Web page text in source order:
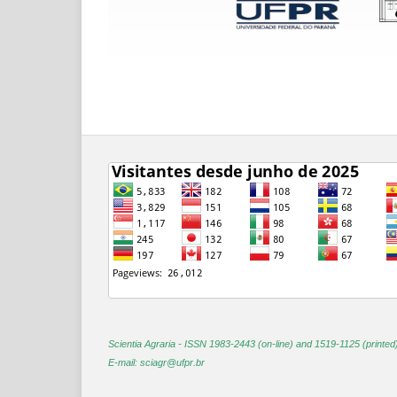
Scientia Agraria - ISSN 1983-2443 (on-line) and 1519-1125
E-mail: sciagr@ufpr.br